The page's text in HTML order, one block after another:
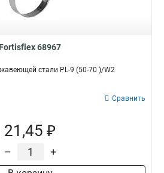
Fortisflex 68967
стали PL-9 (50-70 )/W2
Сравнить
21,45 ₽
– +